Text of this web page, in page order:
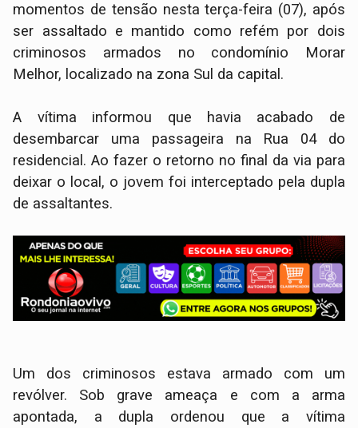
momentos de tensão nesta terça-feira (07), após
ser assaltado e mantido como refém por dois
criminosos armados no condomínio Morar
Melhor, localizado na zona Sul da capital.
​A vítima informou que havia acabado de
desembarcar uma passageira na Rua 04 do
residencial. Ao fazer o retorno no final da via para
deixar o local, o jovem foi interceptado pela dupla
de assaltantes.
Um dos criminosos estava armado com um
revólver. Sob grave ameaça e com a arma
apontada, a dupla ordenou que a vítima